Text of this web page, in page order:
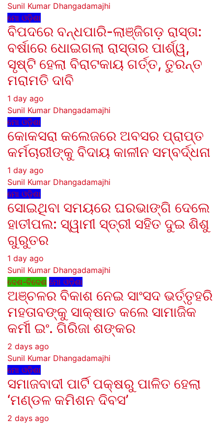
Sunil Kumar Dhangadamajhi
ମୋ ଓଡ଼ିଶା
ବିପଦରେ ବନ୍ଧପାରି-ଲାଞ୍ଜିଗଡ଼ ରାସ୍ତା:
ବର୍ଷାରେ ଧୋଇଗଲା ରାସ୍ତାର ପାର୍ଶ୍ୱ,
ସୃଷ୍ଟି ହେଲା ବିରାଟକାୟ ଗର୍ତ୍ତ, ତୁରନ୍ତ
ମରାମତି ଦାବି
1 day ago
Sunil Kumar Dhangadamajhi
ମୋ ଓଡ଼ିଶା
କୋକସରା କଲେଜରେ ଅବସର ପ୍ରାପ୍ତ
କର୍ମଚାରୀଙ୍କୁ ବିଦାୟ କାଳୀନ ସମ୍ବର୍ଦ୍ଧନା
1 day ago
Sunil Kumar Dhangadamajhi
ମୋ ଓଡ଼ିଶା
ସୋଇଥିବା ସମୟରେ ଘରଭାଙ୍ଗି ଦେଲେ
ହାତୀପଲ: ସ୍ୱାମୀ ସ୍ତ୍ରୀ ସହିତ ଦୁଇ ଶିଶୁ
ଗୁରୁତର
1 day ago
Sunil Kumar Dhangadamajhi
ଦେଶ-ବିଦେଶ ମୋ ଓଡ଼ିଶା
ଅଞ୍ଚଳର ବିକାଶ ନେଇ ସାଂସଦ ଭର୍ତ୍ତୃହରି
ମହତାବଙ୍କୁ ସାକ୍ଷାତ କଲେ ସାମାଜିକ
କର୍ମୀ ଇଂ. ଗିରିଜା ଶଙ୍କର
2 days ago
Sunil Kumar Dhangadamajhi
ମୋ ଓଡ଼ିଶା
ସମାଜବାଦୀ ପାର୍ଟି ପକ୍ଷରୁ ପାଳିତ ହେଲା
‘ମଣ୍ଡଳ କମିଶନ ଦିବସ’
2 days ago